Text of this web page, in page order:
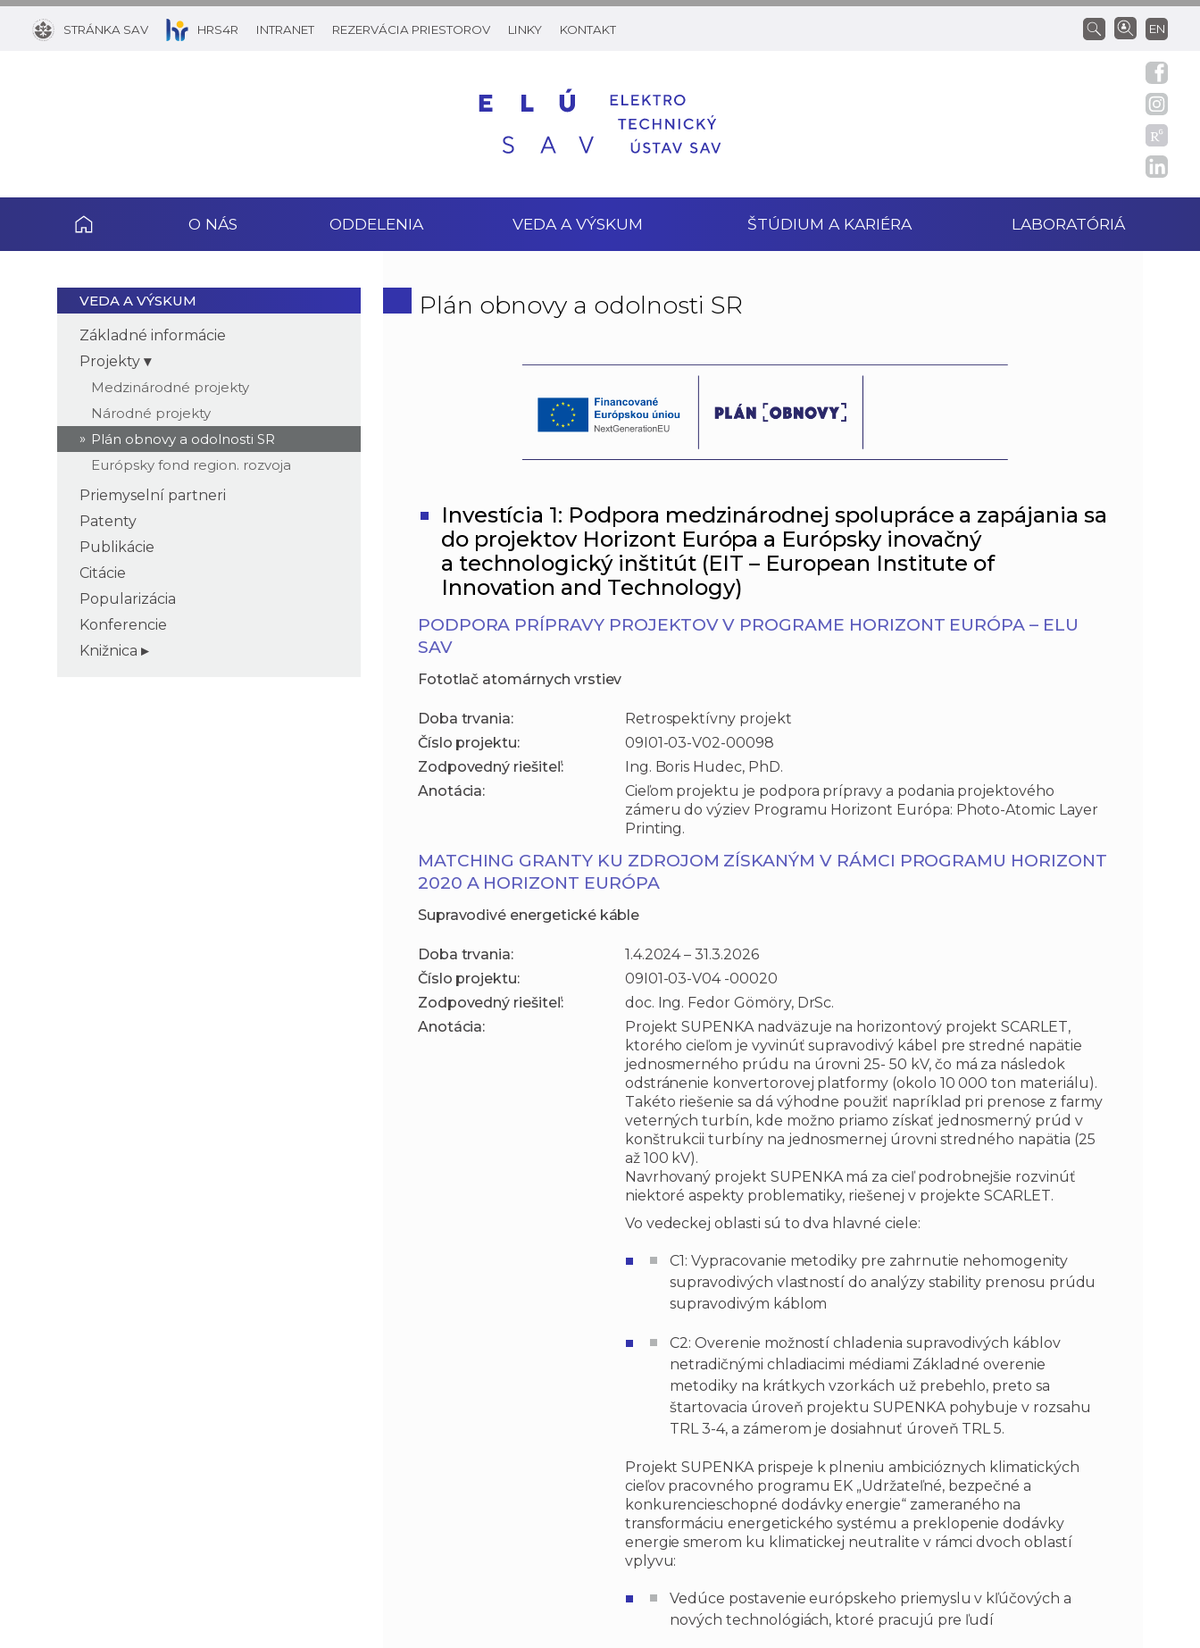
STRÁNKA SAV HRS4R INTRANET REZERVÁCIA PRIESTOROV LINKY KONTAKT EN
O NÁS ODDELENIA VEDA A VÝSKUM ŠTÚDIUM A KARIÉRA LABORATÓRIÁ
VEDA A VÝSKUM
Základné informácie
Projekty
Medzinárodné projekty
Národné projekty
Plán obnovy a odolnosti SR
Európsky fond region. rozvoja
Priemyselní partneri
Patenty
Publikácie
Citácie
Popularizácia
Konferencie
Knižnica
Plán obnovy a odolnosti SR
Investícia 1: Podpora medzinárodnej spolupráce a zapájania sa
do projektov Horizont Európa a Európsky inovačný
a technologický inštitút (EIT – European Institute of
Innovation and Technology)
PODPORA PRÍPRAVY PROJEKTOV V PROGRAME HORIZONT EURÓPA – ELU
SAV
Fototlač atomárnych vrstiev
Doba trvania:
Retrospektívny projekt
Číslo projektu:
09I01-03-V02-00098
Zodpovedný riešiteľ:
Ing. Boris Hudec, PhD.
Anotácia:
Cieľom projektu je podpora prípravy a podania projektového
zámeru do výziev Programu Horizont Európa: Photo-Atomic Layer
Printing.
MATCHING GRANTY KU ZDROJOM ZÍSKANÝM V RÁMCI PROGRAMU HORIZONT
2020 A HORIZONT EURÓPA
Supravodivé energetické káble
Doba trvania:
1.4.2024 – 31.3.2026
Číslo projektu:
09I01-03-V04 -00020
Zodpovedný riešiteľ:
doc. Ing. Fedor Gömöry, DrSc.
Anotácia:
Projekt SUPENKA nadväzuje na horizontový projekt SCARLET,
ktorého cieľom je vyvinúť supravodivý kábel pre stredné napätie
jednosmerného prúdu na úrovni 25- 50 kV, čo má za následok
odstránenie konvertorovej platformy (okolo 10 000 ton materiálu).
Takéto riešenie sa dá výhodne použiť napríklad pri prenose z farmy
veterných turbín, kde možno priamo získať jednosmerný prúd v
konštrukcii turbíny na jednosmernej úrovni stredného napätia (25
až 100 kV).
Navrhovaný projekt SUPENKA má za cieľ podrobnejšie rozvinúť
niektoré aspekty problematiky, riešenej v projekte SCARLET.
Vo vedeckej oblasti sú to dva hlavné ciele:
C1: Vypracovanie metodiky pre zahrnutie nehomogenity
supravodivých vlastností do analýzy stability prenosu prúdu
supravodivým káblom
C2: Overenie možností chladenia supravodivých káblov
netradičnými chladiacimi médiami Základné overenie
metodiky na krátkych vzorkách už prebehlo, preto sa
štartovacia úroveň projektu SUPENKA pohybuje v rozsahu
TRL 3-4, a zámerom je dosiahnuť úroveň TRL 5.
Projekt SUPENKA prispeje k plneniu ambicióznych klimatických
cieľov pracovného programu EK „Udržateľné, bezpečné a
konkurencieschopné dodávky energie“ zameraného na
transformáciu energetického systému a preklopenie dodávky
energie smerom ku klimatickej neutralite v rámci dvoch oblastí
vplyvu:
Vedúce postavenie európskeho priemyslu v kľúčových a
nových technológiách, ktoré pracujú pre ľudí